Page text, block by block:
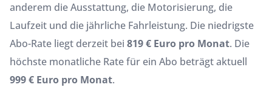
anderem die Ausstattung, die Motorisierung, die
Laufzeit und die jährliche Fahrleistung. Die niedrigste
Abo-Rate liegt derzeit bei 819 € Euro pro Monat. Die
höchste monatliche Rate für ein Abo beträgt aktuell
999 € Euro pro Monat.